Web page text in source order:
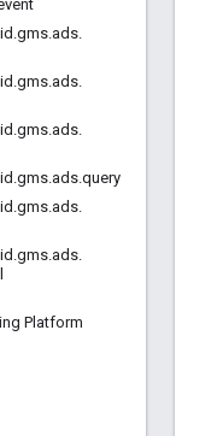
.gms.ads.
.gms.ads.
.gms.ads.
.gms.ads.query
.gms.ads.
.gms.ads.
Platform